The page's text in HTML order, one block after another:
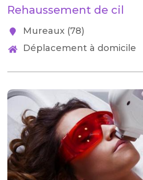
Rehaussement de cil
Mureaux (78)
Déplacement à domicile